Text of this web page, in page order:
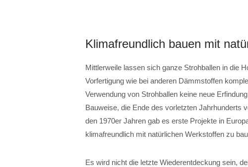
Klimafreundlich bauen mit
Mittlerweile lassen sich ganze Strohballen in die
Vorfertigung wie bei anderen Dämmstoffen
Verwendung von Strohballen keine neue
Bauweise, die Ende des vorletzten Jahrhunderts
den 1970er Jahren gab es erste Projekte in
klimafreundlich mit natürlichen Werkstoffen zu
Es wird nicht die letzte Wiederentdeckung sein,